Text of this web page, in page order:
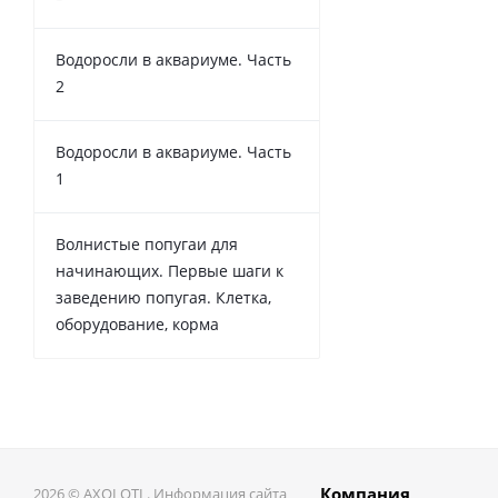
Водоросли в аквариуме. Часть
2
Водоросли в аквариуме. Часть
1
Волнистые попугаи для
начинающих. Первые шаги к
заведению попугая. Клетка,
оборудование, корма
2026 © AXOLOTL. Информация сайта Компания